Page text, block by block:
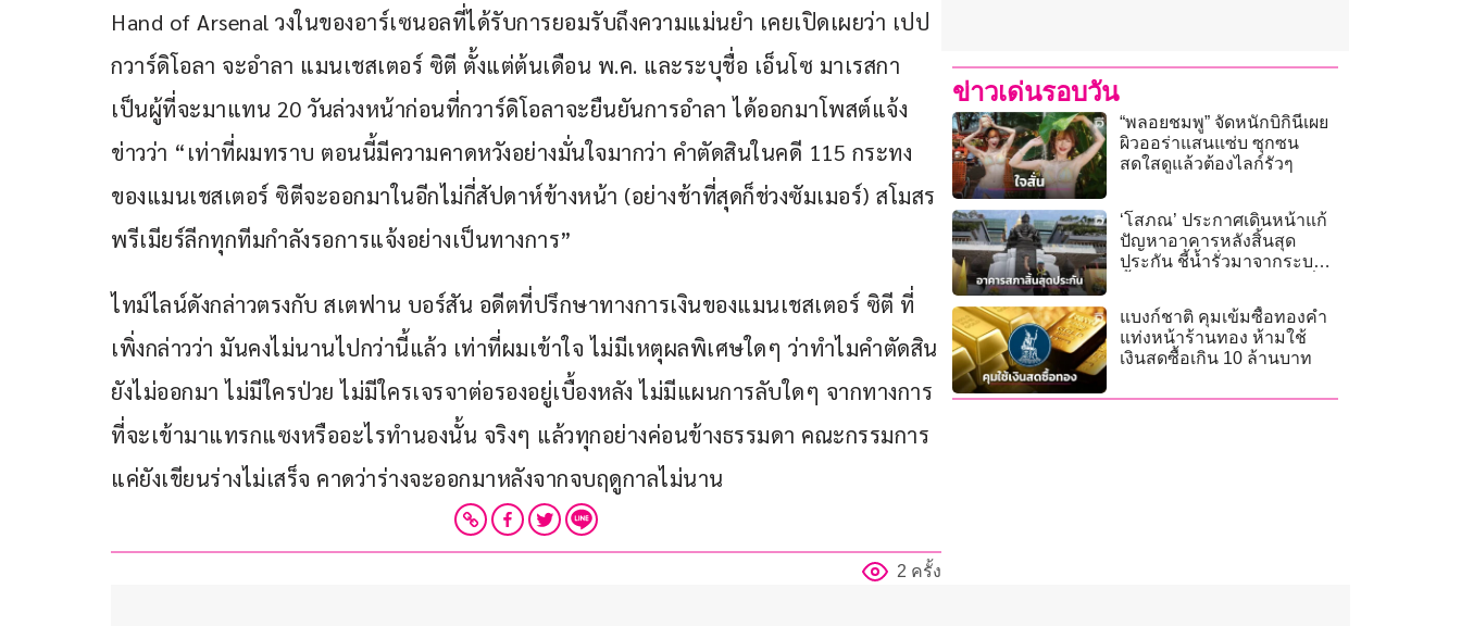
Hand of Arsenal วงในของอาร์เซนอลที่ได้รับการยอมรับถึงความแม่นยำ เคยเปิดเผยว่า เปป
กวาร์ดิโอลา จะอำลา แมนเชสเตอร์ ซิตี ตั้งแต่ต้นเดือน พ.ค. และระบุชื่อ เอ็นโซ มาเรสกา
เป็นผู้ที่จะมาแทน 20 วันล่วงหน้าก่อนที่กวาร์ดิโอลาจะยืนยันการอำลา ได้ออกมาโพสต์แจ้ง
ข่าวว่า “เท่าที่ผมทราบ ตอนนี้มีความคาดหวังอย่างมั่นใจมากว่า คำตัดสินในคดี 115 กระทง
ของแมนเชสเตอร์ ซิตีจะออกมาในอีกไม่กี่สัปดาห์ข้างหน้า (อย่างช้าที่สุดก็ช่วงซัมเมอร์) สโมสร
พรีเมียร์ลีกทุกทีมกำลังรอการแจ้งอย่างเป็นทางการ”
ไทม์ไลน์ดังกล่าวตรงกับ สเตฟาน บอร์สัน อดีตที่ปรึกษาทางการเงินของแมนเชสเตอร์ ซิตี ที่
เพิ่งกล่าวว่า มันคงไม่นานไปกว่านี้แล้ว เท่าที่ผมเข้าใจ ไม่มีเหตุผลพิเศษใดๆ ว่าทำไมคำตัดสิน
ยังไม่ออกมา ไม่มีใครป่วย ไม่มีใครเจรจาต่อรองอยู่เบื้องหลัง ไม่มีแผนการลับใดๆ จากทางการ
ที่จะเข้ามาแทรกแซงหรืออะไรทำนองนั้น จริงๆ แล้วทุกอย่างค่อนข้างธรรมดา คณะกรรมการ
แค่ยังเขียนร่างไม่เสร็จ คาดว่าร่างจะออกมาหลังจากจบฤดูกาลไม่นาน
2 ครั้ง
ข่าวเด่นรอบวัน
“พลอยชมพู” จัดหนักบิกินีเผย
ผิวออร่าแสนแซ่บ ซุกซน
สดใสดูแล้วต้องไลก์รัวๆ
‘โสภณ’ ประกาศเดินหน้าแก้
ปัญหาอาคารหลังสิ้นสุด
ประกัน ชี้น้ำรั่วมาจากระบาย
แบงก์ชาติ คุมเข้มซื้อทองคำ
แท่งหน้าร้านทอง ห้ามใช้
เงินสดซื้อเกิน 10 ล้านบาท